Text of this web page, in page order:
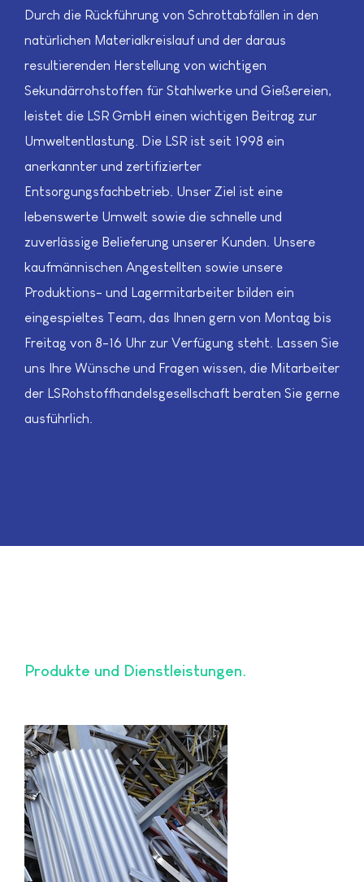
Durch die Rückführung von Schrottabfällen in den
natürlichen Materialkreislauf und der daraus
resultierenden Herstellung von wichtigen
Sekundärrohstoffen für Stahlwerke und Gießereien,
leistet die LSR GmbH einen wichtigen Beitrag zur
Umweltentlastung. Die LSR ist seit 1998 ein
anerkannter und zertifizierter
Entsorgungsfachbetrieb. Unser Ziel ist eine
lebenswerte Umwelt sowie die schnelle und
zuverlässige Belieferung unserer Kunden. Unsere
kaufmännischen Angestellten sowie unsere
Produktions- und Lagermitarbeiter bilden ein
eingespieltes Team, das Ihnen gern von Montag bis
Freitag von 8-16 Uhr zur Verfügung steht. Lassen Sie
uns Ihre Wünsche und Fragen wissen, die Mitarbeiter
der LSRohstoffhandelsgesellschaft beraten Sie gerne
ausführlich.
Produkte und Dienstleistungen